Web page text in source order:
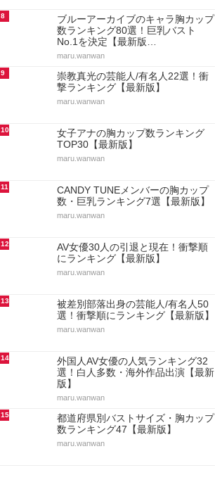
8
ブルーアーカイブのキャラ胸カップ
数ランキング80選！巨乳バスト
No.1を決定【最新版…
maru.wanwan
9
崇教真光の芸能人/有名人22選！衝
撃ランキング【最新版】
maru.wanwan
10
女子アナの胸カップ数ランキング
TOP30【最新版】
maru.wanwan
11
CANDY TUNEメンバーの胸カップ
数・巨乳ランキング7選【最新版】
maru.wanwan
12
AV女優30人の引退と現在！衝撃順
にランキング【最新版】
maru.wanwan
13
被差別部落出身の芸能人/有名人50
選！衝撃順にランキング【最新版】
maru.wanwan
14
外国人AV女優の人気ランキング32
選！白人多数・海外作品出演【最新
版】
maru.wanwan
15
都道府県別バストサイズ・胸カップ
数ランキング47【最新版】
maru.wanwan